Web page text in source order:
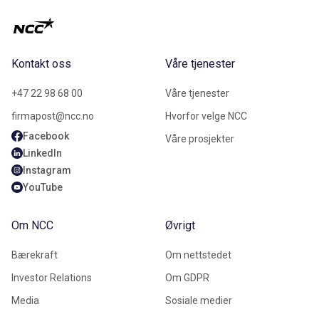
Kontakt oss
+47 22 98 68 00
firmapost@ncc.no
Facebook
LinkedIn
Instagram
YouTube
Våre tjenester
Våre tjenester
Hvorfor velge NCC
Våre prosjekter
Om NCC
Bærekraft
Investor Relations
Media
Øvrigt
Om nettstedet
Om GDPR
Sosiale medier